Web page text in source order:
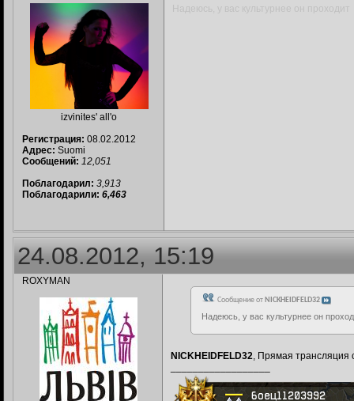
izvinites' all'o
Регистрация: 08.02.2012
Адрес: Suomi
Сообщений: 12,051
Поблагодарил: 3,913
Поблагодарили: 6,463
Надеюсь, у вас культурнее он проходит
24.08.2012, 15:19
ROXYMAN
Сообщение от NICKHEIDFELD32
Надеюсь, у вас культурнее он
NICKHEIDFELD32, Прямая трансляция